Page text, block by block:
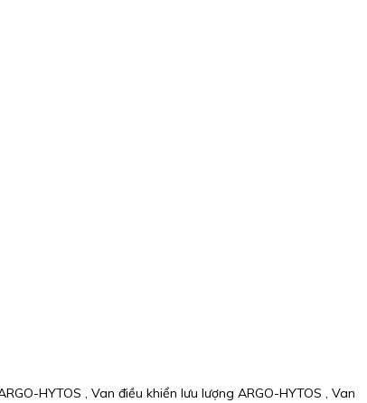
HYTOS , Van điều khiển lưu lượng ARGO-HYTOS , Van